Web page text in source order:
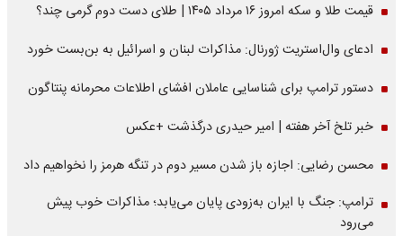
قیمت طلا و سکه امروز ۱۶ مرداد ۱۴۰۵ | طلای دست دوم گرمی چند؟
ادعای وال‌استریت ژورنال: مذاکرات لبنان و اسرائیل به بن‌بست خورد
دستور ترامپ برای شناسایی عاملان افشای اطلاعات محرمانه پنتاگون
خبر تلخ آخر هفته | امیر حیدری درگذشت +عکس
محسن رضایی: اجازه باز شدن مسیر دوم در تنگه هرمز را نخواهیم داد
ترامپ: جنگ با ایران به‌زودی پایان می‌یابد؛ مذاکرات خوب پیش
می‌رود